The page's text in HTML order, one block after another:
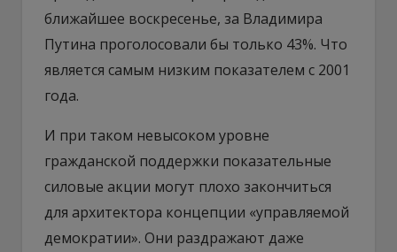
ближайшее воскресенье, за Владимира
Путина проголосовали бы только 43%. Что
является самым низким показателем с 2001
года.
И при таком невысоком уровне
гражданской поддержки показательные
силовые акции могут плохо закончиться
для архитектора концепции «управляемой
демократии». Они раздражают даже